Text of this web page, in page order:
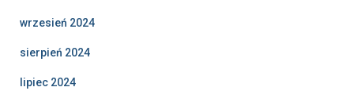
wrzesień 2024
sierpień 2024
lipiec 2024